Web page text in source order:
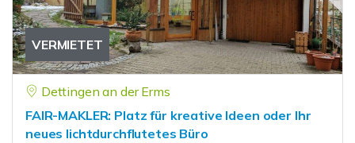
VERMIETET
Dettingen an der Erms
FAIR-MAKLER: Platz für kreative Ideen oder Ihr
neues lichtdurchflutetes Büro